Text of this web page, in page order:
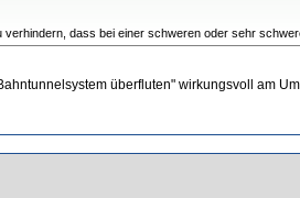
dass bei einer schweren oder sehr
überfluten" wirkungsvoll am